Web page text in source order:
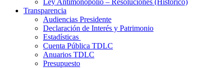
Ley Antimonopolio – Resoluciones (Histórico)
Transparencia
Audiencias Presidente
Declaración de Interés y Patrimonio
Estadísticas
Cuenta Pública TDLC
Anuarios TDLC
Presupuesto